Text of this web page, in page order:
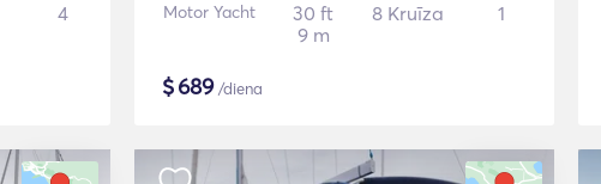
4 Motor Yacht
30 ft
9 m
8 Kruīza 1
$689/diena